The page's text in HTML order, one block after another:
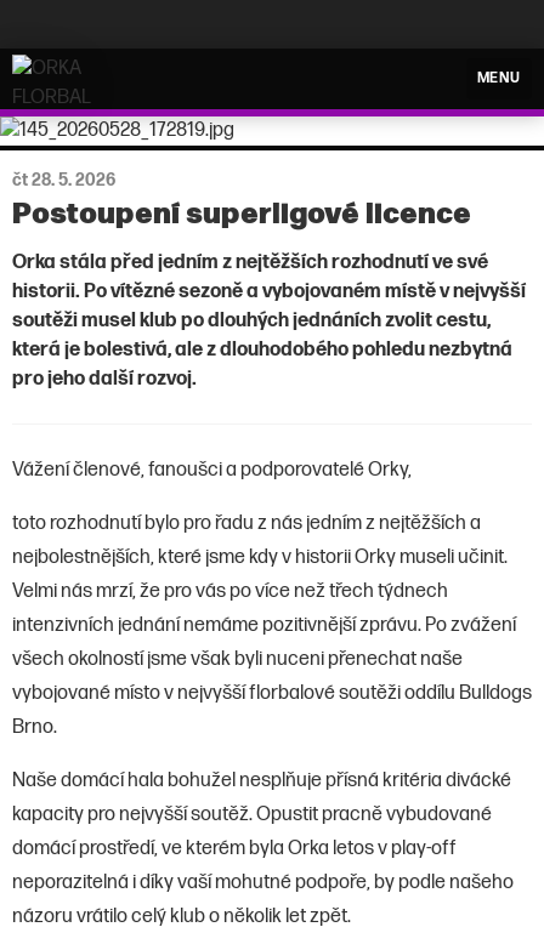
ORKA FLORBAL
MENU
čt 28. 5. 2026
Postoupení superligové licence
Orka stála před jedním z nejtěžších rozhodnutí ve své
historii. Po vítězné sezoně a vybojovaném místě v nejvyšší
soutěži musel klub po dlouhých jednáních zvolit cestu,
která je bolestivá, ale z dlouhodobého pohledu nezbytná
pro jeho další rozvoj.
Vážení členové, fanoušci a podporovatelé Orky,
toto rozhodnutí bylo pro řadu z nás jedním z nejtěžších a
nejbolestnějších, které jsme kdy v historii Orky museli učinit.
Velmi nás mrzí, že pro vás po více než třech týdnech
intenzivních jednání nemáme pozitivnější zprávu. Po zvážení
všech okolností jsme však byli nuceni přenechat naše
vybojované místo v nejvyšší florbalové soutěži oddílu Bulldogs
Brno.
Naše domácí hala bohužel nesplňuje přísná kritéria divácké
kapacity pro nejvyšší soutěž. Opustit pracně vybudované
domácí prostředí, ve kterém byla Orka letos v play-off
neporazitelná i díky vaší mohutné podpoře, by podle našeho
názoru vrátilo celý klub o několik let zpět.